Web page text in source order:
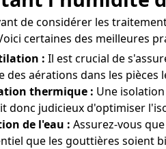
de considérer les
certaines des meilleures
: Il est crucial de
des aérations dans les
thermique : Une
donc judicieux d'optimiser
de l'eau : Assurez-vous
que les gouttières soient